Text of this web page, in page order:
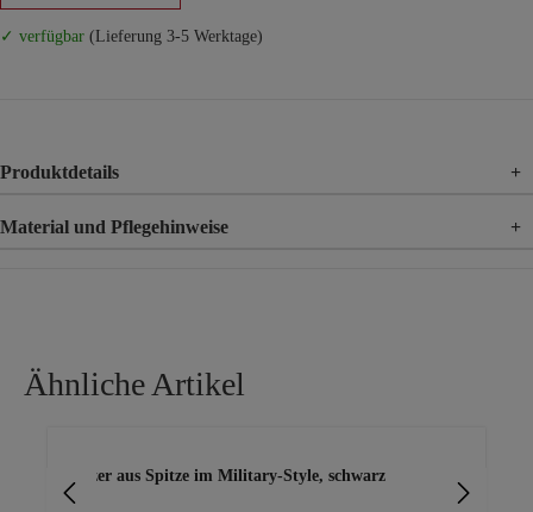
✓ verfügbar (Lieferung 3-5 Werktage)
Produktdetails +
Material und Pflegehinweise +
Ähnliche Artikel
Blazer aus Spitze im Military-Style, schwarz